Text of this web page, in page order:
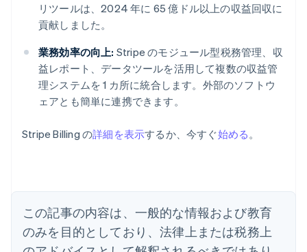
リツールは、2024 年に 65 億ドル以上の収益回収に
貢献しました。
業務効率の向上: Stripe のモジュール型税務管理、収
益レポート、データツールを活用して複数の収益管
理システムを 1 カ所に統合します。外部のソフトウ
ェアとも簡単に連携できます。
Stripe Billing の詳細を表示するか、今すぐ始める。
この記事の内容は、一般的な情報および教育
のみを目的としており、法律上または税務上
アイルランド
English
EnglishEspañol简体中文
ItalianoEnglish
インド